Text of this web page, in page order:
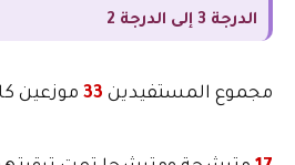
الدرجة 3 إلى الدرجة 2
مجموع المستفيدين 33 موزعين